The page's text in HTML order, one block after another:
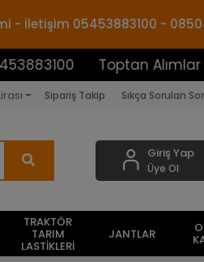
- İletişim 05453883100 -
Toptan Alımlar İçin
Sipariş Takip Sıkça Sorulan
Giriş Yap
Üye Ol
TRAKTÖR
TARIM
LASTİKLERİ
JANTLAR